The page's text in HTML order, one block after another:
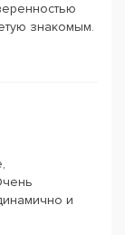
знакомым.
и